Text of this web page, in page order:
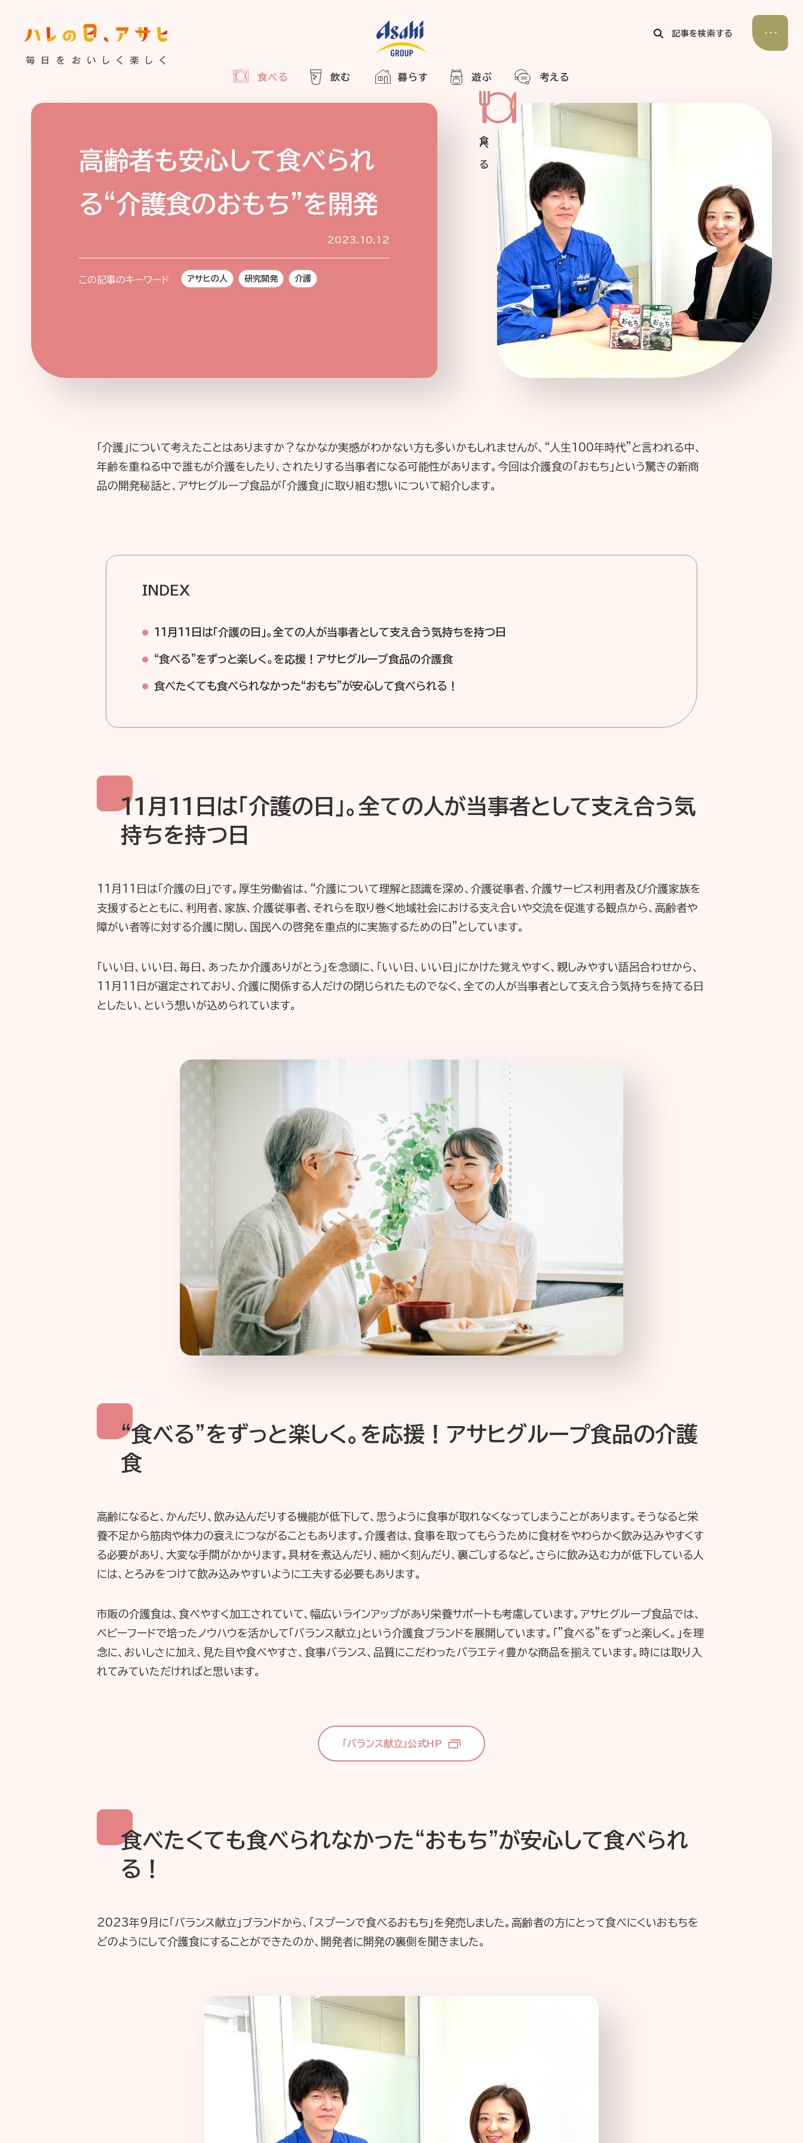
食べる 飲む 暮らす 遊ぶ 考える
記事を検索する
暮らす
考える
連載 アサヒの人
歴史 夏のビール特集2025
ウイスキー 大阪・関西万博
浅草特集2025 おでかけ
池波正太郎 浅草 レシピ
みんなで乾杯
HOME
ABOUT
ニュースリリース 推奨環境 ご利用規約
高齢者も安心して食べられ
る“介護食のおもち”を開発
2023.10.12
この記事のキーワード アサヒの人 研究開発 介護
「介護」について考えたことはありますか？なかなか実感がわかない方も多いかもしれませんが、“人生100年時代”と言われる中、
年齢を重ねる中で誰もが介護をしたり、されたりする当事者になる可能性があります。今回は介護食の「おもち」という驚きの新商
品の開発秘話と、アサヒグループ食品が「介護食」に取り組む想いについて紹介します。
INDEX
11月11日は「介護の日」。全ての人が当事者として支え合う気持ちを持つ日
“食べる”をずっと楽しく。を応援！アサヒグループ食品の介護食
食べたくても食べられなかった“おもち”が安心して食べられる！
11月11日は「介護の日」。全ての人が当事者として支え合う気
持ちを持つ日
11月11日は「介護の日」です。厚生労働省は、“介護について理解と認識を深め、介護従事者、介護サービス利用者及び介護家族を
支援するとともに、利用者、家族、介護従事者、それらを取り巻く地域社会における支え合いや交流を促進する観点から、高齢者や
障がい者等に対する介護に関し、国民への啓発を重点的に実施するための日”としています。
「いい日、いい日、毎日、あったか介護ありがとう」を念頭に、「いい日、いい日」にかけた覚えやすく、親しみやすい語呂合わせから、
11月11日が選定されており、介護に関係する人だけの閉じられたものでなく、全ての人が当事者として支え合う気持ちを持てる日
としたい、という想いが込められています。
“食べる”をずっと楽しく。を応援！アサヒグループ食品の介護
食
高齢になると、かんだり、飲み込んだりする機能が低下して、思うように食事が取れなくなってしまうことがあります。そうなると栄
養不足から筋肉や体力の衰えにつながることもあります。介護者は、食事を取ってもらうために食材をやわらかく飲み込みやすくす
る必要があり、大変な手間がかかります。具材を煮込んだり、細かく刻んだり、裏ごしするなど。さらに飲み込む力が低下している人
には、とろみをつけて飲み込みやすいように工夫する必要もあります。
市販の介護食は、食べやすく加工されていて、幅広いラインアップがあり栄養サポートも考慮しています。アサヒグループ食品では、
ベビーフードで培ったノウハウを活かして「バランス献立」という介護食ブランドを展開しています。「”食べる”をずっと楽しく。」を理
念に、おいしさに加え、見た目や食べやすさ、食事バランス、品質にこだわったバラエティ豊かな商品を揃えています。時には取り入
れてみていただければと思います。
「バランス献立」公式HP
食べたくても食べられなかった“おもち”が安心して食べられ
る！
2023年9月に「バランス献立」ブランドから、「スプーンで食べるおもち」を発売しました。高齢者の方にとって食べにくいおもちを
どのようにして介護食にすることができたのか、開発者に開発の裏側を聞きました。